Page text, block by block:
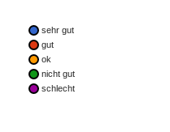
sehr gut
gut
ok
nicht gut
schlecht